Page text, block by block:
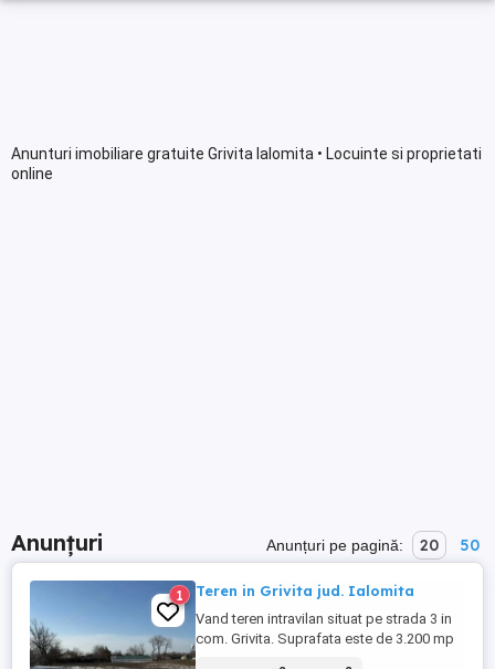
Anunturi imobiliare gratuite Grivita Ialomita • Locuinte si proprietati
online
Anunțuri Anunțuri pe pagină: 20 50
1 Teren in Grivita jud. Ialomita
Vand teren intravilan situat pe strada 3 in
com. Grivita. Suprafata este de 3.200 mp